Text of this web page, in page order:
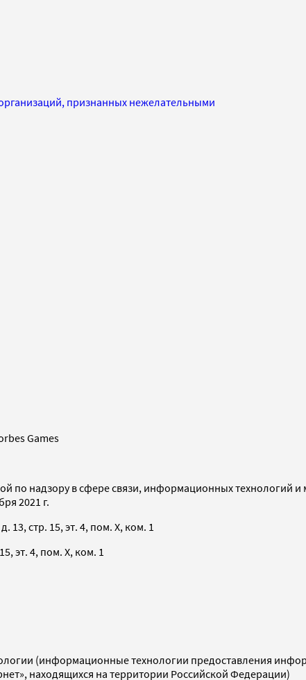
признанных нежелательными
Games
по надзору в сфере связи, информационных технологий
2021 г.
13, стр. 15, эт. 4, пом. X, ком. 1
эт. 4, пом. X, ком. 1
(информационные технологии предоставления
находящихся на территории Российской Федерации)